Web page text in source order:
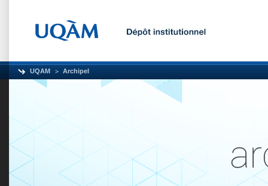
UQAM Archipel